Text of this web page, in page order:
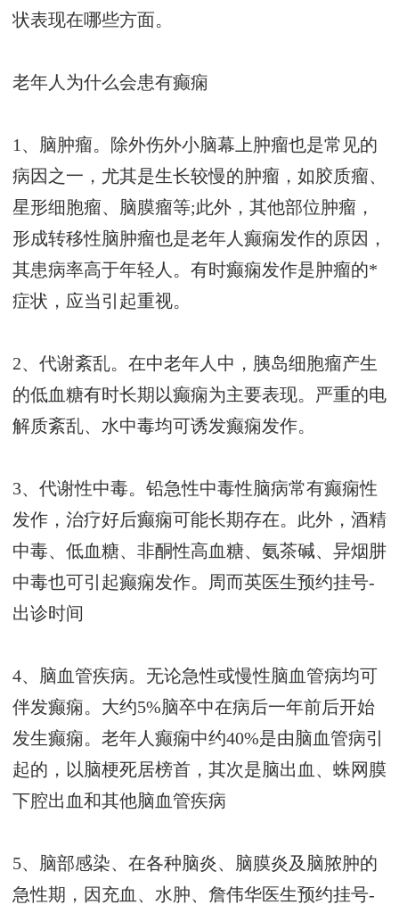
状表现在哪些方面。
老年人为什么会患有癫痫
1、脑肿瘤。除外伤外小脑幕上肿瘤也是常见的
病因之一，尤其是生长较慢的肿瘤，如胶质瘤、
星形细胞瘤、脑膜瘤等;此外，其他部位肿瘤，
形成转移性脑肿瘤也是老年人癫痫发作的原因，
其患病率高于年轻人。有时癫痫发作是肿瘤的*
症状，应当引起重视。
2、代谢紊乱。在中老年人中，胰岛细胞瘤产生
的低血糖有时长期以癫痫为主要表现。严重的电
解质紊乱、水中毒均可诱发癫痫发作。
3、代谢性中毒。铅急性中毒性脑病常有癫痫性
发作，治疗好后癫痫可能长期存在。此外，酒精
中毒、低血糖、非酮性高血糖、氨茶碱、异烟肼
中毒也可引起癫痫发作。 周而英医生预约挂号-
出诊时间
4、脑血管疾病。无论急性或慢性脑血管病均可
伴发癫痫。大约5%脑卒中在病后一年前后开始
发生癫痫。老年人癫痫中约40%是由脑血管病引
起的，以脑梗死居榜首，其次是脑出血、蛛网膜
下腔出血和其他脑血管疾病
5、脑部感染、在各种脑炎、脑膜炎及脑脓肿的
急性期，因充血、水肿、 詹伟华医生预约挂号-